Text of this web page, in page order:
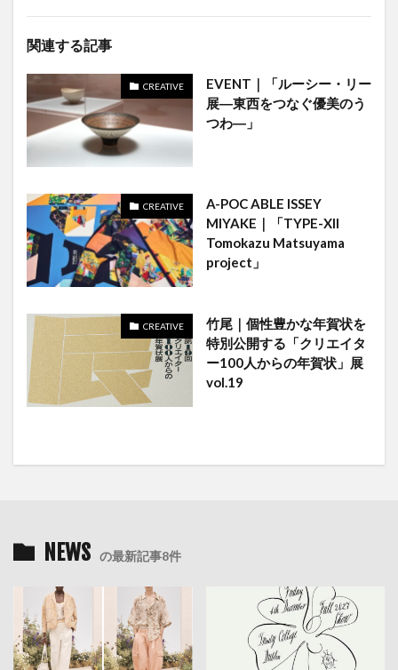
関連する記事
CREATIVE
EVENT｜「ルーシー・リー
展―東西をつなぐ優美のう
つわ―」
CREATIVE
A-POC ABLE ISSEY
MIYAKE｜「TYPE-XII
Tomokazu Matsuyama
project」
CREATIVE
竹尾｜個性豊かな年賀状を
特別公開する「クリエイタ
ー100人からの年賀状」展
vol.19
NEWS の最新記事8件